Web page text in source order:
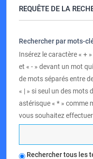
REQUÊTE DE LA
Rechercher par mots-
Insérez le caractère « +
et « - » devant un mot
de mots séparés entre
« | » si seul un des mots
astérisque « * » comme
vous souhaitez
Rechercher tous les